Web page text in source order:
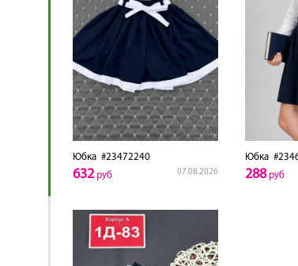
Юбка #23472240
07.08.2026
632руб
Юбка
288руб